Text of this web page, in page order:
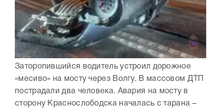
Заторопившийся водитель устроил дорожное
«месиво» на мосту через Волгу. В массовом ДТП
пострадали два человека. Авария на мосту в
сторону Краснослободска началась с тарана –